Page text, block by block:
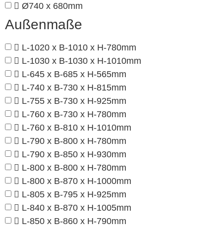
Ø740 x 680mm
Außenmaße
L-1020 x B-1010 x H-780mm
L-1030 x B-1030 x H-1010mm
L-645 x B-685 x H-565mm
L-740 x B-730 x H-815mm
L-755 x B-730 x H-925mm
L-760 x B-730 x H-780mm
L-760 x B-810 x H-1010mm
L-790 x B-800 x H-780mm
L-790 x B-850 x H-930mm
L-800 x B-800 x H-780mm
L-800 x B-870 x H-1000mm
L-805 x B-795 x H-925mm
L-840 x B-870 x H-1005mm
L-850 x B-860 x H-790mm